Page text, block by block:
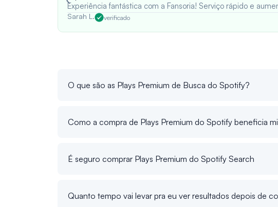
Experiência fantástica com a Fansoria! Serviço rápido e
Sarah L. verificado
O que são as Plays Premium de Busca do Spotify?
Como a compra de Plays Premium do Spotify beneficia
É seguro comprar Plays Premium do Spotify Search
Quanto tempo vai levar pra eu ver resultados depois de